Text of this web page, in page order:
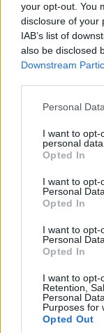
your opt-out. You
disclosure of your
IAB’s list of
also be disclosed
Downstream
Please note that
not limited to
grant or deny
use your data for
consent section.
Personal
I want to opt-
personal data.
Opted In
I want to opt-
Personal Data.
Opted In
I want to opt-
Personal
Opted In
I want to opt-
Retention,
Personal
Purposes for
Opted Out
mindkét napon.
Hihetetlen,
hogyan
ValóVilágban?
Majka koncert
indult minden 22
tévés